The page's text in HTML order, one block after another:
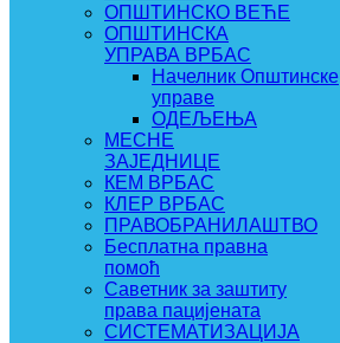
ОПШТИНСКО ВЕЋЕ
ОПШТИНСКА
УПРАВА ВРБАС
Начелник Општинске
управе
ОДЕЉЕЊА
МЕСНЕ
ЗАЈЕДНИЦЕ
КЕМ ВРБАС
КЛЕР ВРБАС
ПРАВОБРАНИЛАШТВО
Бесплатна правна
помоћ
Саветник за заштиту
права пацијената
СИСТЕМАТИЗАЦИЈА